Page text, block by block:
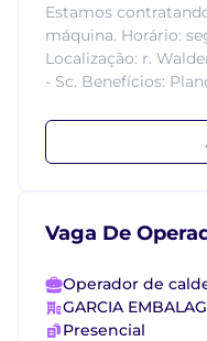
Estamos
máquina. Horário:
Localização: r.
- Sc. Benefícios:
Vaga De
Operador de
GARCIA
Presencial